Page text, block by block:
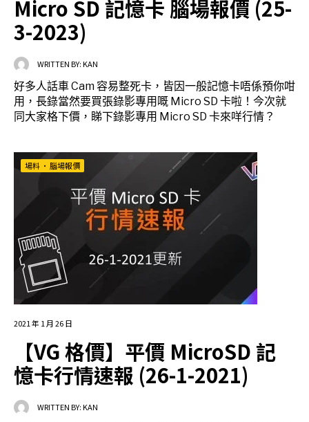
Micro SD 記憶卡 腦場報價 (25-
3-2023)
WRITTEN BY:KAN
好多人話車 Cam 容易整死卡，皆因一般記憶卡唔係預你咁
用，長錄當然要買張錄影專用嘅 Micro SD 卡啦！今次就
同大家格下價，睇下錄影專用 Micro SD 卡來咩行情？
場料 • 腦場報價
2021 年 1 月 26 日
【VG 格價】平價 MicroSD 記
憶卡行情速報 (26-1-2021)
WRITTEN BY:KAN